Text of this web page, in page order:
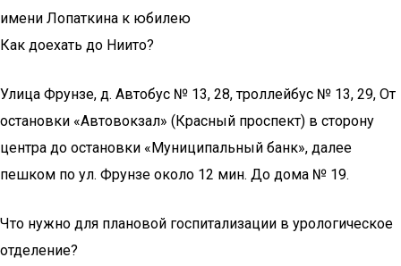
имени Лопаткина к юбилею
Как доехать до Ниито?
Улица Фрунзе, д. Автобус № 13, 28, троллейбус № 13, 29, От
остановки «Автовокзал» (Красный проспект) в сторону
центра до остановки «Муниципальный банк», далее
пешком по ул. Фрунзе около 12 мин. До дома № 19.
Что нужно для плановой госпитализации в урологическое
отделение?